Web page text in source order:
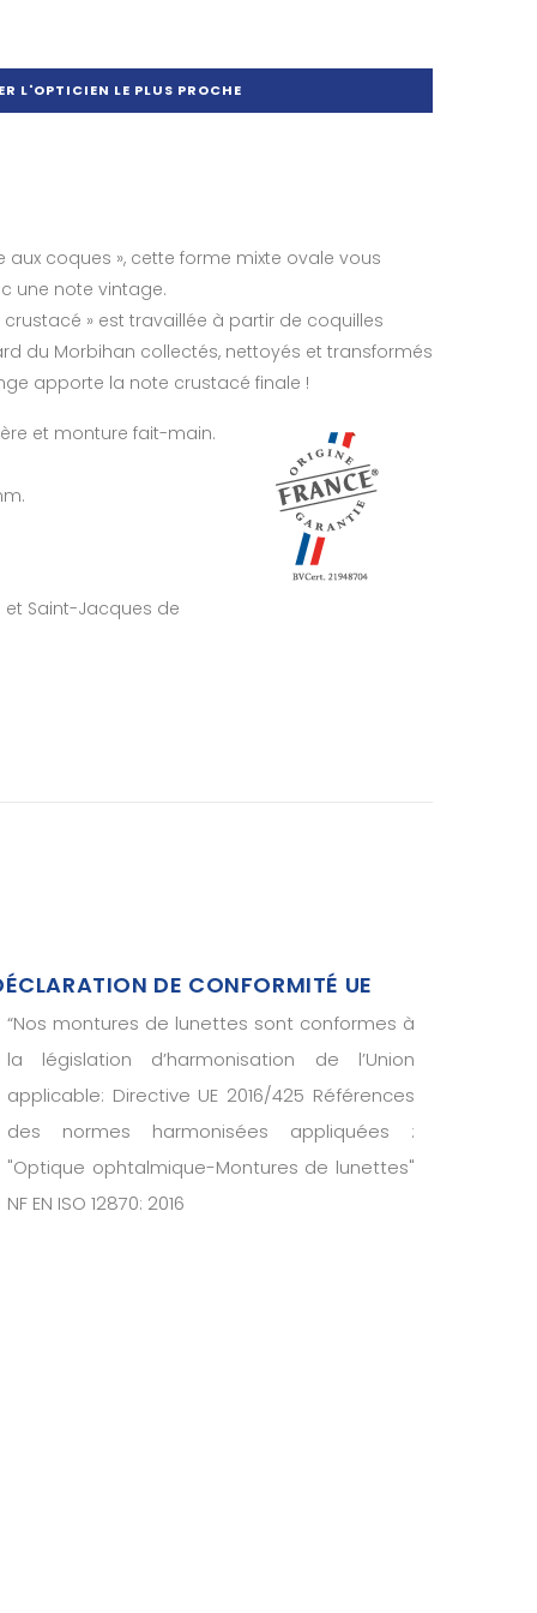
L'OPTICIEN LE PLUS PROCHE
aux coques », cette forme mixte ovale vous
une note vintage.
» est travaillée à partir de coquilles
du Morbihan collectés, nettoyés et transformés
apporte la note crustacé finale !
et monture fait-main.
et Saint-Jacques de
DE CONFORMITÉ UE
“Nos montures de lunettes sont conformes à
la législation d’harmonisation de l’Union
applicable: Directive UE 2016/425 Références
des normes harmonisées appliquées :
"Optique ophtalmique-Montures de lunettes"
NF EN ISO 12870: 2016